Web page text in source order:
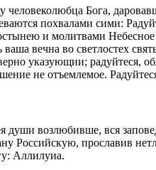
Бога,
похвалами сими:
и молитвами
вечна во светлостех
указующии; радуйтеся,
не отъемлемое.
возлюбивше, вся
Российскую, прославив
Аллилуиа.